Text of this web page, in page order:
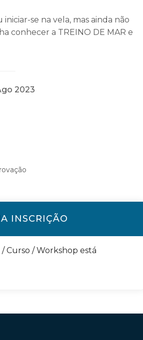
se na vela, mas ainda não
conhecer a TREINO DE MAR e
2023
INSCRIÇÃO
Curso / Workshop está